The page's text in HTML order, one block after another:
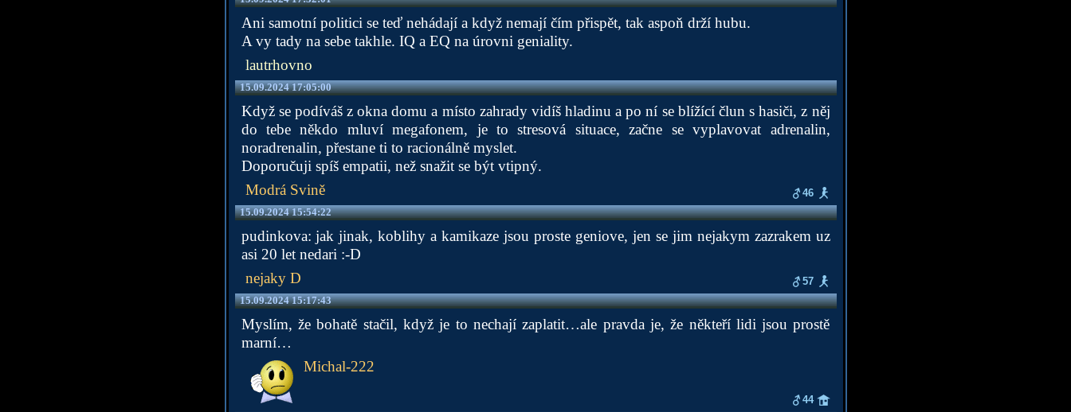
Ani samotní politici se teď nehádají a když nemají čím přispět, tak aspoň drží hubu.
A vy tady na sebe takhle. IQ a EQ na úrovni geniality.
lautrhovno
15.09.2024 17:05:00
Když se podíváš z okna domu a místo zahrady vidíš hladinu a po ní se blížící člun s hasiči, z něj
do tebe někdo mluví megafonem, je to stresová situace, začne se vyplavovat adrenalin,
noradrenalin, přestane ti to racionálně myslet.
Doporučuji spíš empatii, než snažit se být vtipný.
Modrá Svině
46
15.09.2024 15:54:22
pudinkova: jak jinak, koblihy a kamikaze jsou proste geniove, jen se jim nejakym zazrakem uz
asi 20 let nedari :-D
nejaky D
57
15.09.2024 15:17:43
Myslím, že bohatě stačil, když je to nechají zaplatit…ale pravda je, že někteří lidi jsou prostě
marní…
Michal-222
44